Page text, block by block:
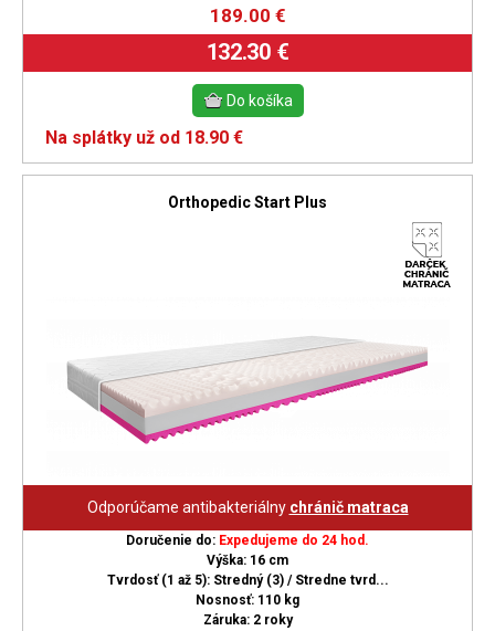
189.00 €
132.30 €
Na splátky už od 18.90 €
Orthopedic Start Plus
Odporúčame antibakteriálny chránič matraca
Doručenie do: Expedujeme do 24 hod.
Výška: 16 cm
Tvrdosť (1 až 5): Stredný (3) / Stredne tvrd...
Nosnosť: 110 kg
Záruka: 2 roky